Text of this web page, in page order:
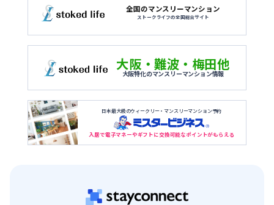
全国のマンスリーマンション
ストークライフの全国総合サイト
大阪・難波・梅田他
大阪特化のマンスリーマンション情報
日本最大級のウィークリー・マンスリーマンション予約
入居で電子マネーやギフトに交換可能なポイントがもらえる